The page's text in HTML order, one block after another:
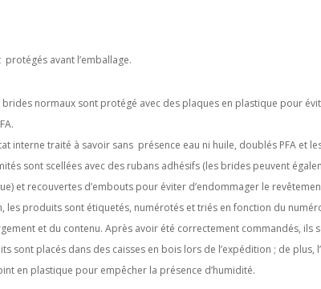
avant l’emballage.
brides normaux sont protégé avec des plaques en plastique pour
interne traité à savoir sans présence eau ni huile, doublés PFA et
sont scellées avec des rubans adhésifs (les brides peuvent
et recouvertes d’embouts pour éviter d’endommager le
les produits sont étiquetés, numérotés et triés en fonction du
et du contenu. Après avoir été correctement commandés, ils
sont placés dans des caisses en bois lors de l’expédition ; de plus,
en plastique pour empêcher la présence d’humidité.